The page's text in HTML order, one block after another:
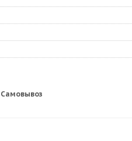
Самовывоз